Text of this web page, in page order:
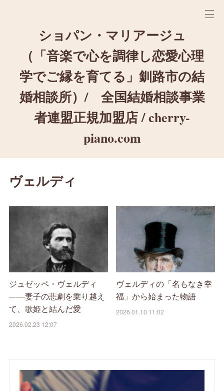
ショパン・マリアージュ
（「音楽で心を調律し恋愛心理
学でご縁を育てる」釧路市の結
婚相談所）/ 全国結婚相談事業
者連盟正規加盟店 / cherry-
piano.com
ヴェルディ
ジュゼッペ・ヴェルディ
――妻子の悲劇を乗り越え
て、歌姫と結んだ愛
2026.02.23 12:07
ヴェルディの「名もなき幸
福」から始まった物語
2026.01.10 11:02